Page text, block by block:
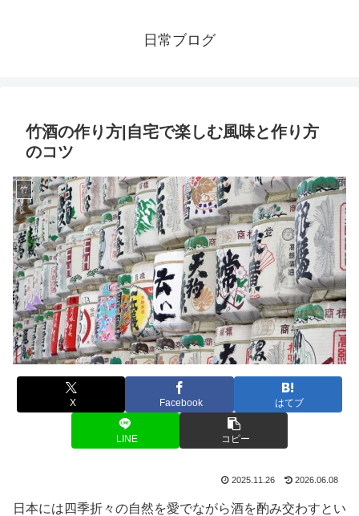
日常ブログ
竹酒の作り方|自宅で楽しむ風味と作り方
のコツ
竹
X Facebook はてブ
LINE コピー
2025.11.26 2026.06.08
日本には四季折々の自然を愛でながら酒を酌み交わすとい